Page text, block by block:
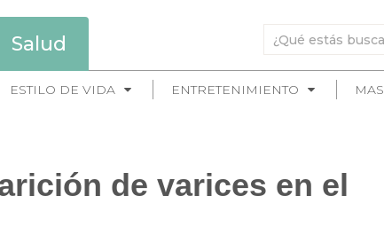
Salud
ESTILO DE VIDA ENTRETENIMIENTO MAS
de varices en el